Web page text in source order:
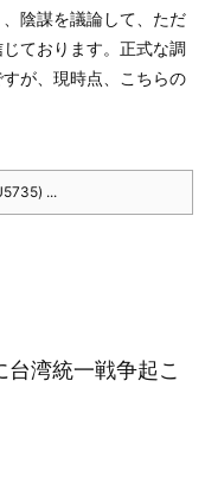
陰謀を議論して、ただ
ております。正式な調
が、現時点、こちらの
...
湾統一戦争起こ